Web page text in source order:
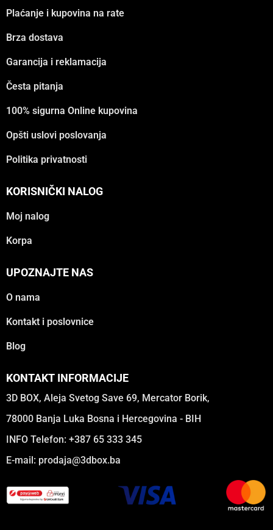
Plaćanje i kupovina na rate
Brza dostava
Garancija i reklamacija
Česta pitanja
100% sigurna Online kupovina
Opšti uslovi poslovanja
Politika privatnosti
KORISNIČKI NALOG
Moj nalog
Korpa
UPOZNAJTE NAS
O nama
Kontakt i poslovnice
Blog
KONTAKT INFORMACIJE
3D BOX, Aleja Svetog Save 69, Mercator Borik,
78000 Banja Luka Bosna i Hercegovina - BIH
INFO Telefon: +387 65 333 345
E-mail: prodaja@3dbox.ba